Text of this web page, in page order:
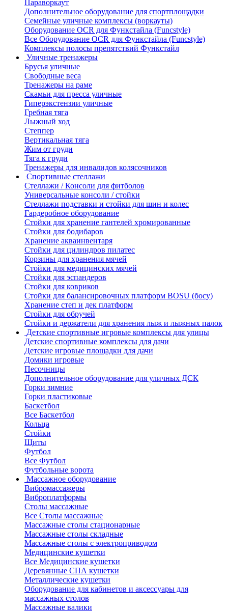
Параворкаут
Дополнительное оборудование для спортплощадки
Семейные уличные комплексы (воркауты)
Оборудование OCR для Функстайла (Funcstyle)
Все Оборудование OCR для Функстайла (Funcstyle)
Комплексы полосы препятствий Функстайл
Уличные тренажеры
Брусья уличные
Свободные веса
Тренажеры на раме
Скамьи для пресса уличные
Гиперэкстензии уличные
Гребная тяга
Лыжный ход
Степпер
Вертикальная тяга
Жим от груди
Тяга к груди
Тренажеры для инвалидов колясочников
Спортивные стеллажи
Стеллажи / Консоли для фитболов
Универсальные консоли / стойки
Стеллажи подставки и стойки для шин и колес
Гардеробное оборудование
Стойки для хранение гантелей хромированные
Стойки для бодибаров
Хранение акваинвентаря
Стойки для цилиндров пилатес
Корзины для хранения мячей
Стойки для медицинских мячей
Стойки для эспандеров
Стойки для ковриков
Стойки для балансировочных платформ BOSU (босу)
Хранение степ и дек платформ
Стойки для обручей
Стойки и держатели для хранения лыж и лыжных палок
Детские спортивные игровые комплексы для улицы
Детские спортивные комплексы для дачи
Детские игровые площадки для дачи
Домики игровые
Песочницы
Дополнительное оборудование для уличных ДСК
Горки зимние
Горки пластиковые
Баскетбол
Все Баскетбол
Кольца
Стойки
Щиты
Футбол
Все Футбол
Футбольные ворота
Массажное оборудование
Вибромассажеры
Виброплатформы
Столы массажные
Все Столы массажные
Массажные столы стационарные
Массажные столы складные
Массажные столы с электроприводом
Медицинские кушетки
Все Медицинские кушетки
Деревянные СПА кушетки
Металлические кушетки
Оборудование для кабинетов и аксессуары для
массажных столов
Массажные валики